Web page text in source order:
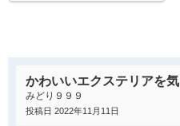
かわいいエクステリアを
みどり９９９
投稿日 2022年11月11日